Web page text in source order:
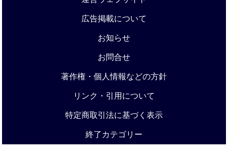
広告掲載について
お知らせ
お問合せ
著作権・個人情報などの方針
リンク・引用について
特定商取引法に基づく表示
終了カテゴリー